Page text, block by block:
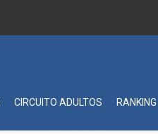
CIRCUITO ADULTOS RANKING